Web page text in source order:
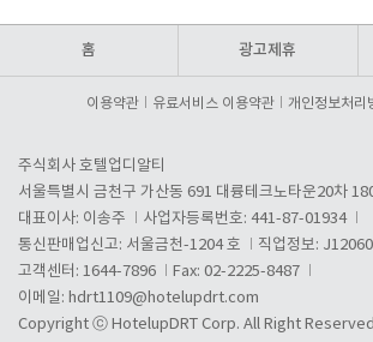
홈 광고제휴
이용약관 유료서비스 이용약관 개인정보처리
주식회사 호텔업디알티
서울특별시 금천구 가산동 691 대륭테크노타운20차
대표이사: 이송주
사업자등록번호: 441-87-01934
통신판매업신고: 서울금천-1204 호
직업정보:
고객센터: 1644-7896
Fax: 02-2225-8487
이메일: hdrt1109@hotelupdrt.com
Copyright ⓒ HotelupDRT Corp. All Right